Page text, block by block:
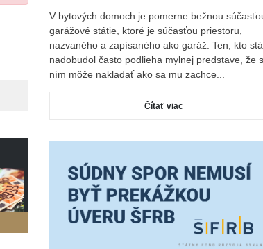
V bytových domoch je pomerne bežnou
garážové státie, ktoré je súčasťou priestoru,
nazvaného a zapísaného ako garáž. Ten, kto
nadobudol často podlieha mylnej predstave, že s
ním môže nakladať ako sa mu zachce...
Čítať viac